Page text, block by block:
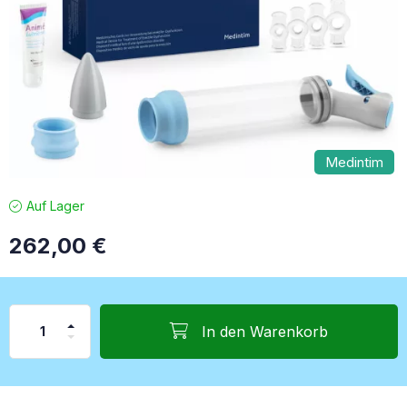
Medintim
Auf Lager
262,00 €
In den Warenkorb